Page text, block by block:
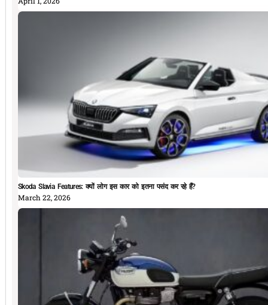
Skoda Slavia Features: क्यों लोग इस कार को इतना पसंद कर रहे हैं?
March 22, 2026